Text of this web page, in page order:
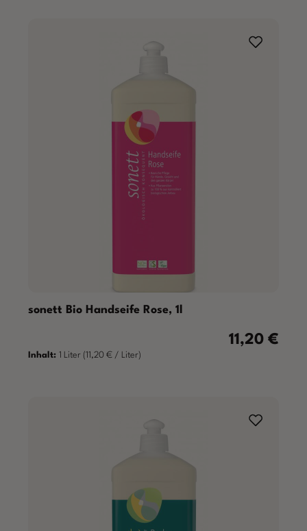
sonett Bio Handseife Rose, 1l
Regulärer
11,20 €
Inhalt: 1 Liter (11,20 € / Liter)